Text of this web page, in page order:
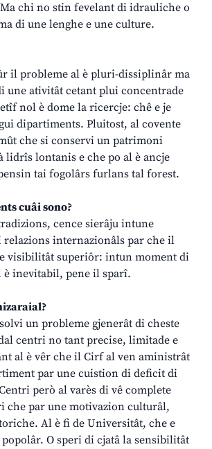
chi no stin fevelant di idrauliche o
di une lenghe e une culture.
il probleme al è pluri-dissiplinâr ma
une ativitât cetant plui concentrade
nol è dome la ricercje: chê e je
dipartiments. Pluitost, al covente
che si conservi un patrimoni
lidrîs lontanis e che po al è ancje
tai fogolârs furlans tal forest.
cuâi sono?
cence sierâju intune
relazions internazionâls par che il
visibilitât superiôr: intun moment di
è inevitabil, pene il sparî.
un probleme gjenerât di cheste
centri no tant precise, limitade e
al è vêr che il Cirf al ven aministrât
par une cuistion di deficit di
però al varès di vê complete
che par une motivazion culturâl,
Al è fi de Universitât, che e
O speri di cjatâ la sensibilitât